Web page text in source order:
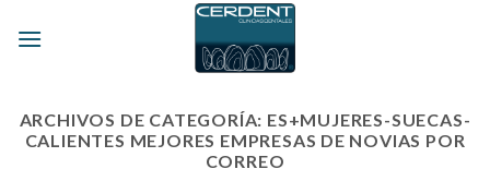
ARCHIVOS DE CATEGORÍA: ES+MUJERES-SUECAS-
CALIENTES MEJORES EMPRESAS DE NOVIAS POR
CORREO